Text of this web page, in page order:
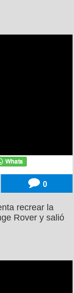
0
recrear la
Rover y salió